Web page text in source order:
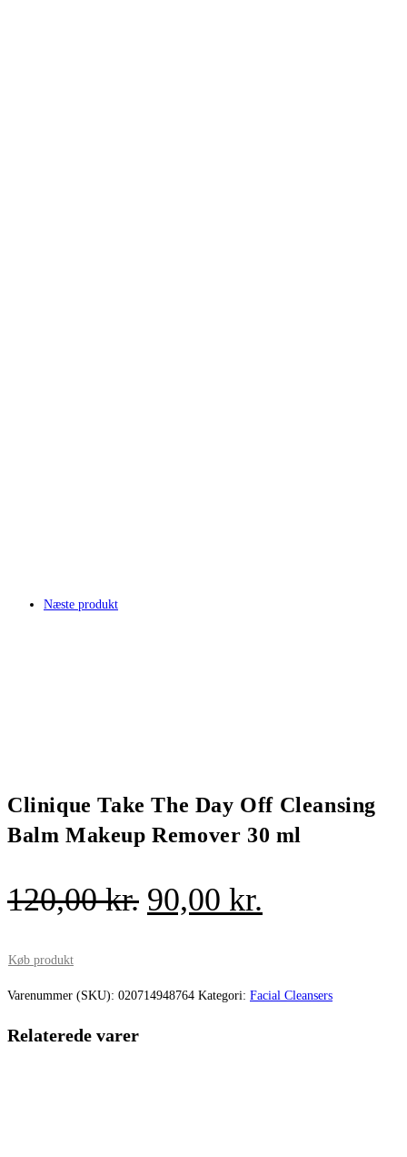
Næste produkt
Clinique Take The Day Off Cleansing
Balm Makeup Remover 30 ml
120,00kr. Den
var:
90,00 kr.
er:
Køb produkt
Varenummer (SKU): 020714948764 Kategori: Facial Cleansers
Relaterede varer